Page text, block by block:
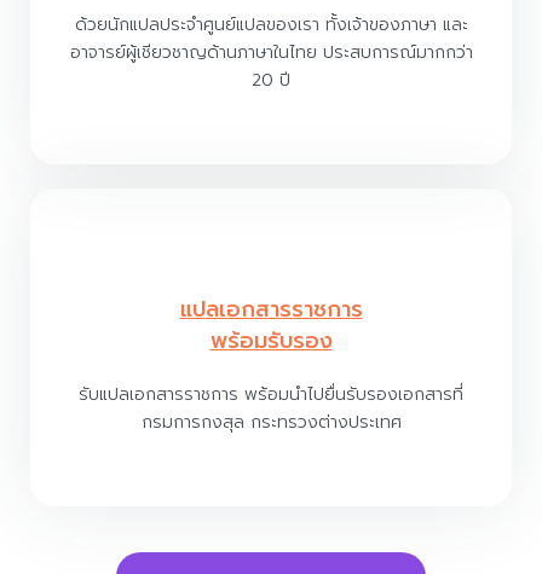
ด้วยนักแปลประจำศูนย์แปลของเรา ทั้งเจ้าของภาษา และ
อาจารย์ผู้เชียวชาญด้านภาษาในไทย ประสบการณ์มากกว่า
20 ปี
แปลเอกสารราชการ
พร้อมรับรอง
รับแปลเอกสารราชการ พร้อมนำไปยื่นรับรองเอกสารที่
กรมการกงสุล กระทรวงต่างประเทศ